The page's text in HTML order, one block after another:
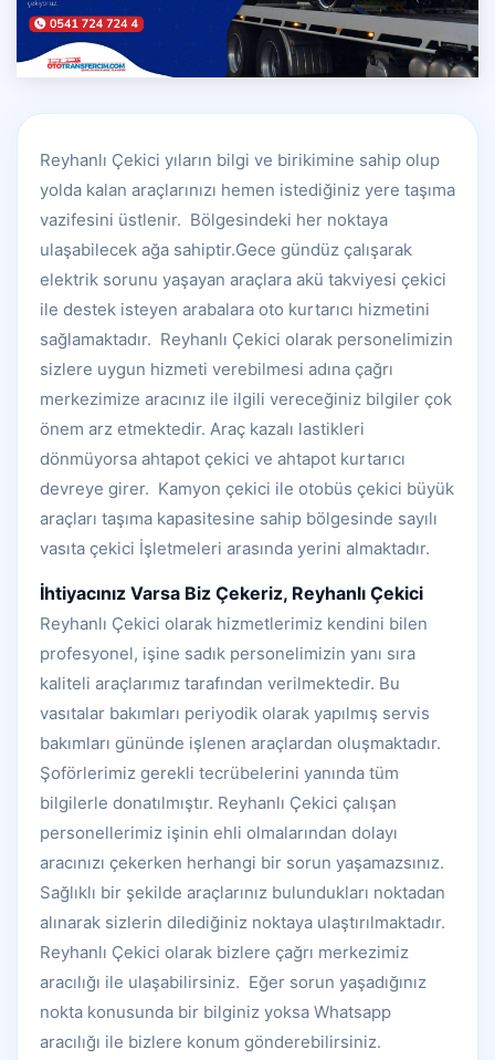
Reyhanlı Çekici yıların bilgi ve birikimine sahip olup
yolda kalan araçlarınızı hemen istediğiniz yere taşıma
vazifesini üstlenir. Bölgesindeki her noktaya
ulaşabilecek ağa sahiptir.Gece gündüz çalışarak
elektrik sorunu yaşayan araçlara akü takviyesi çekici
ile destek isteyen arabalara oto kurtarıcı hizmetini
sağlamaktadır. Reyhanlı Çekici olarak personelimizin
sizlere uygun hizmeti verebilmesi adına çağrı
merkezimize aracınız ile ilgili vereceğiniz bilgiler çok
önem arz etmektedir. Araç kazalı lastikleri
dönmüyorsa ahtapot çekici ve ahtapot kurtarıcı
devreye girer. Kamyon çekici ile otobüs çekici büyük
araçları taşıma kapasitesine sahip bölgesinde sayılı
vasıta çekici İşletmeleri arasında yerini almaktadır.
İhtiyacınız Varsa Biz Çekeriz, Reyhanlı Çekici
Reyhanlı Çekici olarak hizmetlerimiz kendini bilen
profesyonel, işine sadık personelimizin yanı sıra
kaliteli araçlarımız tarafından verilmektedir. Bu
vasıtalar bakımları periyodik olarak yapılmış servis
bakımları gününde işlenen araçlardan oluşmaktadır.
Şoförlerimiz gerekli tecrübelerini yanında tüm
bilgilerle donatılmıştır. Reyhanlı Çekici çalışan
personellerimiz işinin ehli olmalarından dolayı
aracınızı çekerken herhangi bir sorun yaşamazsınız.
Sağlıklı bir şekilde araçlarınız bulundukları noktadan
alınarak sizlerin dilediğiniz noktaya ulaştırılmaktadır.
Reyhanlı Çekici olarak bizlere çağrı merkezimiz
aracılığı ile ulaşabilirsiniz. Eğer sorun yaşadığınız
nokta konusunda bir bilginiz yoksa Whatsapp
aracılığı ile bizlere konum gönderebilirsiniz.